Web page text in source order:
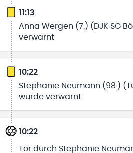
11:13
Anna Wergen (7.) (DJK SG
verwarnt
10:22
Stephanie Neumann (98.)
wurde verwarnt
10:22
Tor durch Stephanie